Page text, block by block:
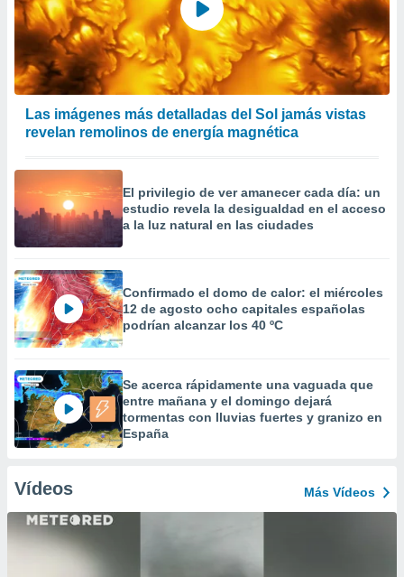
Las imágenes más detalladas del Sol jamás vistas
revelan remolinos de energía magnética
El privilegio de ver amanecer cada día: un
estudio revela la desigualdad en el acceso
a la luz natural en las ciudades
Confirmado el domo de calor: el miércoles
12 de agosto ocho capitales españolas
podrían alcanzar los 40 ºC
Se acerca rápidamente una vaguada que
entre mañana y el domingo dejará
tormentas con lluvias fuertes y granizo en
España
Vídeos Más Vídeos